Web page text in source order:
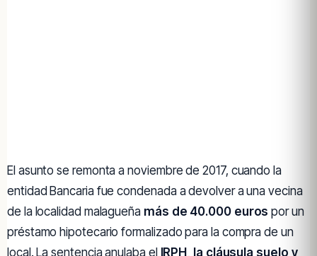
El asunto se remonta a noviembre de 2017, cuando la
entidad Bancaria fue condenada a devolver a una vecina
de la localidad malagueña más de 40.000 euros por un
préstamo hipotecario formalizado para la compra de un
local. La sentencia anulaba el IRPH, la cláusula suelo y